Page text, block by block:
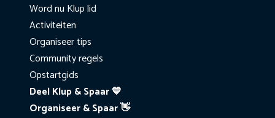
Word nu Klup lid
Activiteiten
Organiseer tips
Community regels
Opstartgids
Deel Klup & Spaar 💙
Organiseer & Spaar 👋